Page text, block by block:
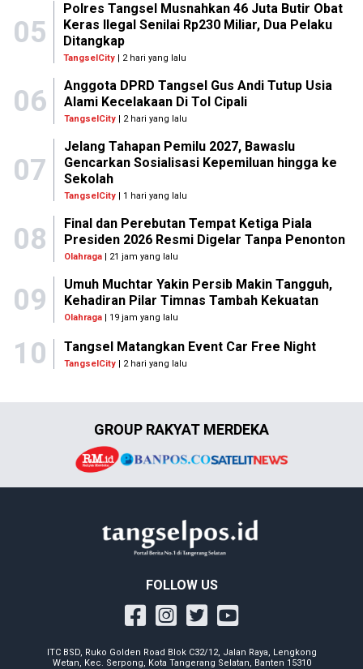
05
Polres Tangsel Musnahkan 46 Juta Butir Obat
Keras Ilegal Senilai Rp230 Miliar, Dua Pelaku
Ditangkap
TangselCity | 2 hari yang lalu
06
Anggota DPRD Tangsel Gus Andi Tutup Usia
Alami Kecelakaan Di Tol Cipali
TangselCity| 2 hari yang lalu
07
Jelang Tahapan Pemilu 2027, Bawaslu
Gencarkan Sosialisasi Kepemiluan hingga ke
Sekolah
TangselCity| 1 hari yang lalu
08
Final dan Perebutan Tempat Ketiga Piala
Presiden 2026 Resmi Digelar Tanpa Penonton
Olahraga| 21 jam yang lalu
09
Umuh Muchtar Yakin Persib Makin Tangguh,
Kehadiran Pilar Timnas Tambah Kekuatan
Olahraga| 19 jam yang lalu
10 Tangsel Matangkan Event Car Free Night
TangselCity | 2 hari yang lalu
GROUP RAKYAT MERDEKA
FOLLOW US
ITC BSD, Ruko Golden Road Blok C32/12, Jalan Raya, Lengkong
Wetan, Kec. Serpong, Kota Tangerang Selatan, Banten 15310